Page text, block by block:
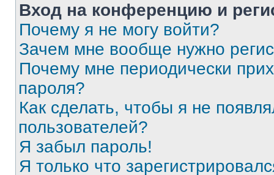
Вход на конференцию и
Почему я не могу войти?
Зачем мне вообще нужно
Почему мне периодически
пароля?
Как сделать, чтобы я не
пользователей?
Я забыл пароль!
Я только что